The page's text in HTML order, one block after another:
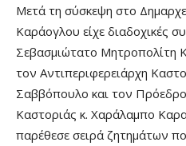
Μετά τη σύσκεψη στο
Καράογλου είχε διαδοχικές
Σεβασμιώτατο Μητροπολίτη
τον Αντιπεριφερειάρχη
Σαββόπουλο και τον
Καστοριάς κ. Χαράλαμπο
παρέθεσε σειρά ζητημάτων